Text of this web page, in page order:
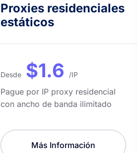
Proxies residenciales
estáticos
Desde $1.6 /IP
Pague por IP proxy residencial
con ancho de banda ilimitado
Más Información